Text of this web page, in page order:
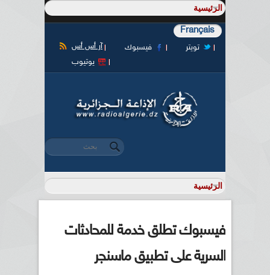
Français
آر أس أس فيسبوك
تويتر
يوتيوب
استمارة البحث
‏بحث ‏
فيسبوك تطلق خدمة للمحادثات
السرية على تطبيق ماسنجر